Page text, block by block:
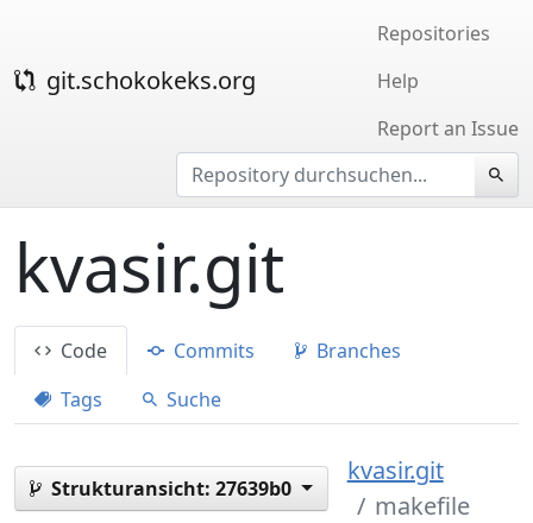
git.schokokeks.org
Repositories
Help
Report an Issue
kvasir.git
Code Commits
Branches
Tags
Suche
Strukturansicht: 27639b0
kvasir.git
makefile